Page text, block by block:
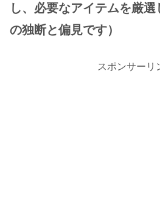
し、必要なアイテムを厳選
の独断と偏見です）
スポンサーリ